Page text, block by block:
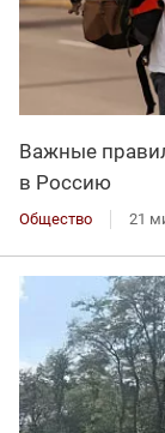
Важные
в Россию
Общество 21